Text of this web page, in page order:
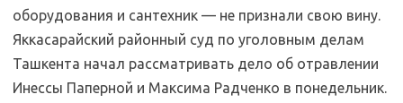
оборудования и сантехник — не признали свою вину.
Яккасарайский районный суд по уголовным делам
Ташкента начал рассматривать дело об отравлении
Инессы Паперной и Максима Радченко в понедельник.